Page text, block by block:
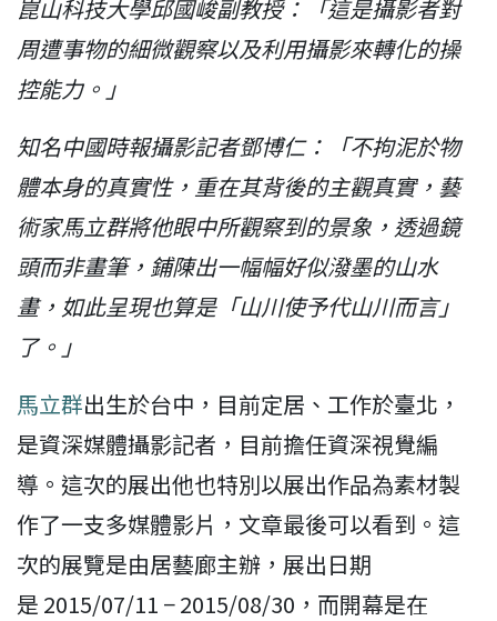
崑山科技大學邱國峻副教授：「這是攝影者對
周遭事物的細微觀察以及利用攝影來轉化的操
控能力。」
知名中國時報攝影記者鄧博仁：「不拘泥於物
體本身的真實性，重在其背後的主觀真實，藝
術家馬立群將他眼中所觀察到的景象，透過鏡
頭而非畫筆，鋪陳出一幅幅好似潑墨的山水
畫，如此呈現也算是「山川使予代山川而言」
了。」
馬立群出生於台中，目前定居、工作於臺北，
是資深媒體攝影記者，目前擔任資深視覺編
導。這次的展出他也特別以展出作品為素材製
作了一支多媒體影片，文章最後可以看到。這
次的展覽是由居藝廊主辦，展出日期
是 2015/07/11 − 2015/08/30，而開幕是在